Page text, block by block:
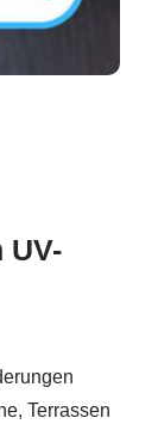
UV-
Terrassen